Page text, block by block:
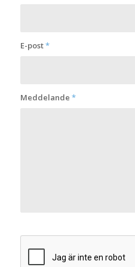
E-post*
Meddelande *